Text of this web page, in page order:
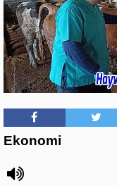
Ekonomi